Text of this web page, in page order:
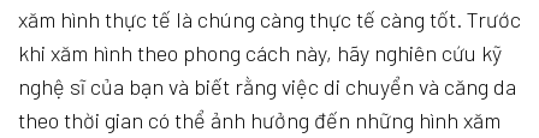
xăm hình thực tế là chúng càng thực tế càng tốt. Trước
khi xăm hình theo phong cách này, hãy nghiên cứu kỹ
nghệ sĩ của bạn và biết rằng việc di chuyển và căng da
theo thời gian có thể ảnh hưởng đến những hình xăm